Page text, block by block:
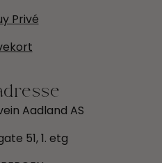
Privé
Aadland AS
51, 1. etg